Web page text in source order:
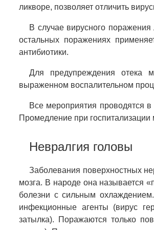
ликворе, позволяет отличить
В случае вирусного
остальных поражениях
антибиотики.
Для предупреждения отека
выраженном воспалительном
Все мероприятия проводятся
Промедление при госпитализации
Невралгия головы
Заболевания поверхностных
мозга. В народе она называется
болезни с сильным
инфекционные агенты (вирус
затылка). Поражаются только